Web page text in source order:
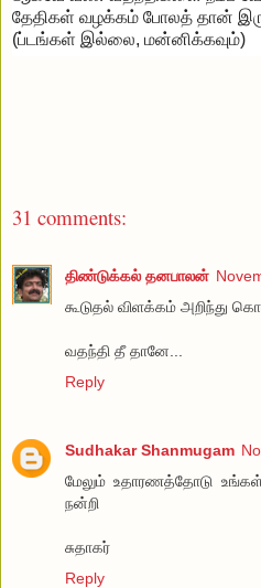
தேதிகள் வழக்கம் போலத் தான்
(ப்டங்கள் இல்லை, மன்னிக்கவும்)
31 comments:
திண்டுக்கல் தனபாலன்
கூடுதல் விளக்கம் அறிந்து
வதந்தி தீ தானே...
Reply
Sudhakar Shanmugam
மேலும் உதாரணத்தோடு உங்கள்
நன்றி
சுதாகர்
Reply